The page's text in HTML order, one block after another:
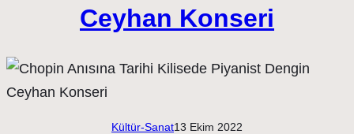
Ceyhan Konseri
Kültür-Sanat13 Ekim 2022